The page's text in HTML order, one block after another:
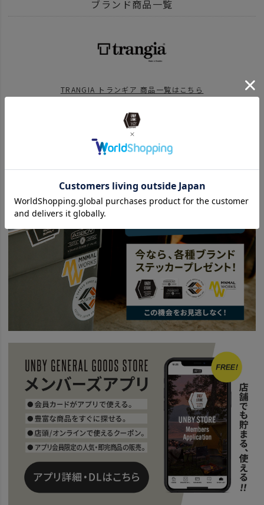
TRANGIA トランギア
ブランド商品一覧
TRANGIA トランギア 商品一覧はこちら